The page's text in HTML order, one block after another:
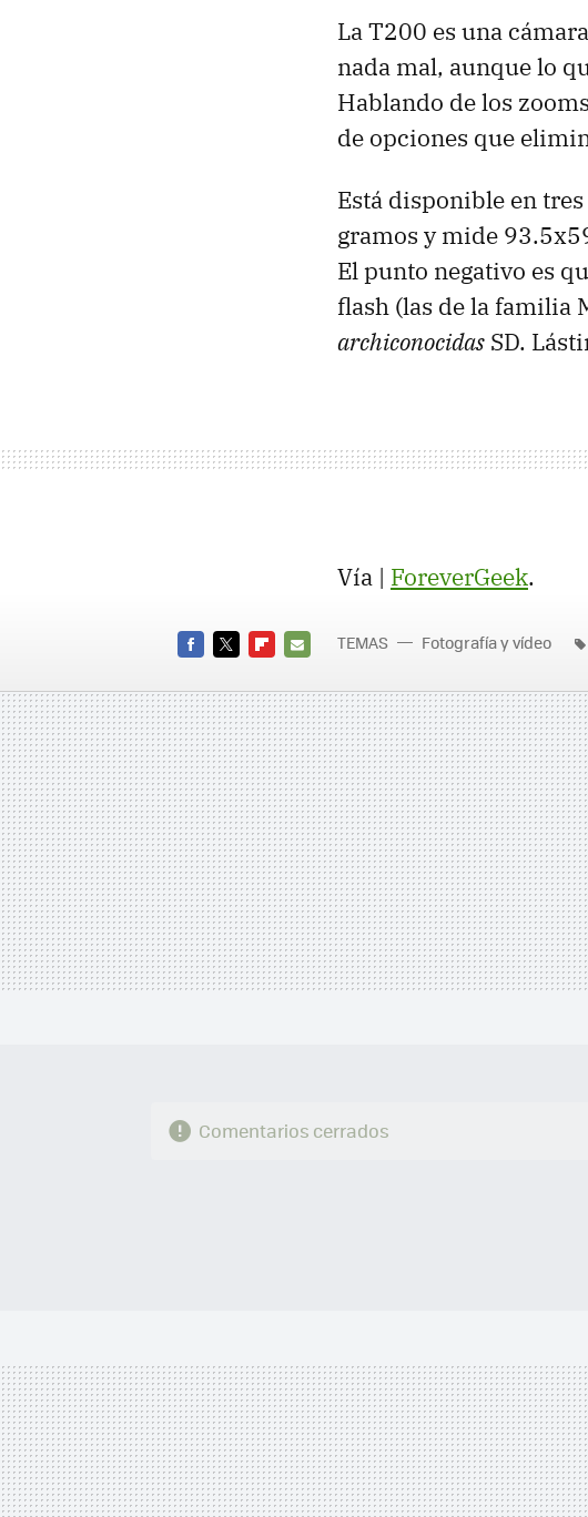
La T200 es una cámara
nada mal, aunque lo
Hablando de los
de opciones que
Está disponible en
gramos y mide
El punto negativo es
flash (las de la familia
archiconocidas SD.
Vía | ForeverGeek.
MAIL
TEMAS Fotografía y vídeo
Comentarios cerrados